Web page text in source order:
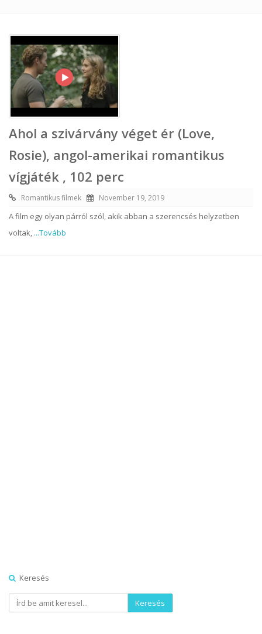
Ahol a szivárvány véget ér (Love,
Rosie), angol-amerikai romantikus
vígjáték , 102 perc
Romantikus filmek November 19, 2019
A film egy olyan párról szól, akik abban a szerencsés helyzetben
voltak, ...Tovább
Keresés
Keresés